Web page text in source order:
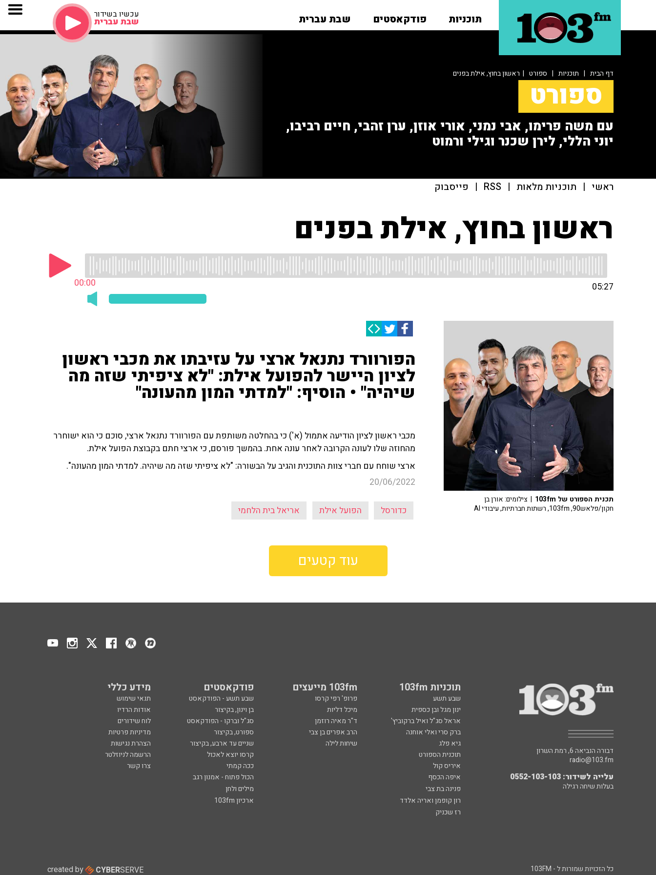
תוכניות פודקאסטים שבת עברית עכשיו בשידור
שבת עברית
דף הבית | תוכניות | ספורט | ראשון בחוץ, אילת בפנים
ספורט
עם משה פרימו, אבי נמני, אורי אוזן, ערן זהבי, חיים רביבו,
יוני הללי, לירן שכנר וגילי ורמוט
ראשי | תוכניות מלאות |
RSS
| פייסבוק
ראשון בחוץ, אילת בפנים
00:00 05:27
הפורוורד נתנאל ארצי על עזיבתו את מכבי ראשון
לציון היישר להפועל אילת: "לא ציפיתי שזה מה
שיהיה" • הוסיף: "למדתי המון מהעונה"
מכבי ראשון לציון הודיעה אתמול (א') כי בהחלטה משותפת עם הפורוורד נתנאל ארצי, סוכם כי הוא ישוחרר
מהחוזה שלו לעונה הקרובה לאחר עונה אחת. בהמשך פורסם, כי ארצי חתם בקבוצת הפועל אילת.
ארצי שוחח עם חברי צוות התוכנית והגיב על הבשורה: "לא ציפיתי שזה מה שיהיה. למדתי המון מהעונה".
20/06/2022
כדורסל הפועל אילת אריאל בית הלחמי
תכנית הספורט של 103fm
| צילומים: אורן בן
חקון/פלאש90, 103fm, רשתות חברתיות, עיבודי AI
עוד קטעים
תוכניות 103fm 103fm מייעצים פודקאסטים מידע כללי
שבע תשע פרופ' רפי קרסו שבע תשע - הפודקאסט
תנאי שימוש
ינון מגל ובן כספית
מיכל דליות בן וינון, בקיצור
אודות הרדיו
אראל סג"ל ואיל ברקוביץ'
ד"ר מאיה רוזמן סג"ל וברקו - הפודקאסט
לוח שידורים
ברק סרי ואלי אוחנה
הרב אפרים בן צבי ספורט, בקיצור
מדיניות פרטיות
גיא פלג
שיחות לילה שניים עד ארבע, בקיצור
הצהרת נגישות
תוכנית הספורט
קרסו יוצא לאכול
הרשמה לניוזלטר
איריס קול
ככה קמתי
צרו קשר
איפה הכסף
הכול פתוח - אמנון רגב
פנינה בת צבי
מילים ולחן
רון קופמן ואריה אלדד
ארכיון 103fm
רז שכניק
דבורה הנביאה 6, רמת השרון
radio@103.fm
עלייה לשידור: 0552-103-103
בעלות שיחה רגילה
כל הזכויות שמורות ל - 103FM created by CYBERSERVE